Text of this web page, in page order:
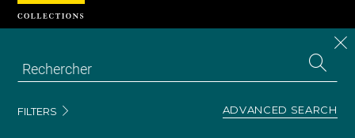
FILTERS ADVANCED SEARCH
Cookies management panel